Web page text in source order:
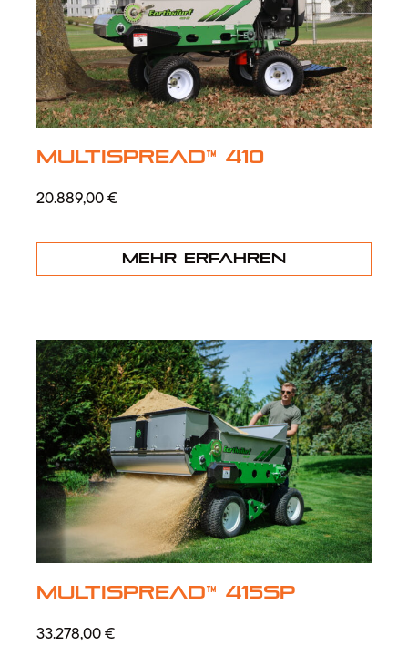
MultiSpread™ 410
20.889,00€
Mehr erfahren
MultiSpread™ 415SP
33.278,00€